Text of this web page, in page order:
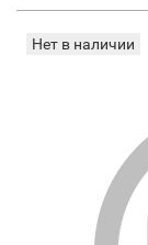
Нет в наличии